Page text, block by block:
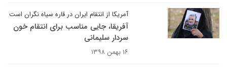
آمریکا از انتقام ایران در قاره سیاه نگران است
آفریقا، جایی مناسب برای انتقام خون
سردار سلیمانی
۱۶ بهمن ۱۳۹۸